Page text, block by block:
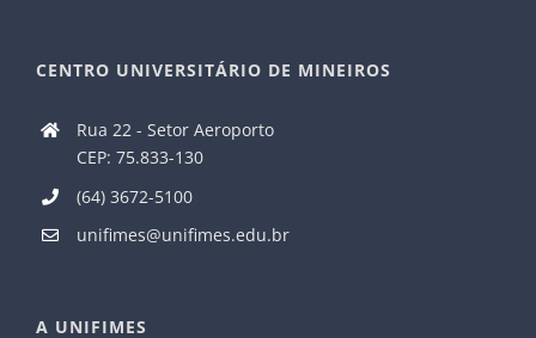
CENTRO UNIVERSITÁRIO DE MINEIROS
Rua 22 - Setor Aeroporto
CEP: 75.833-130
(64) 3672-5100
unifimes@unifimes.edu.br
A UNIFIMES